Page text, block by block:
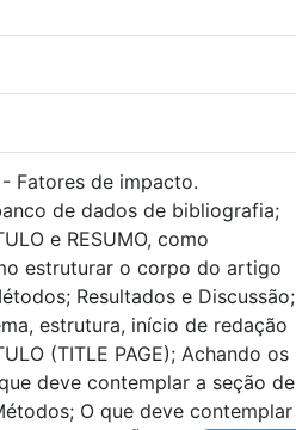
Fatores de impacto.
de dados de bibliografia;
e RESUMO, como
estruturar o corpo do artigo
Resultados e Discussão;
estrutura, início de redação
(TITLE PAGE); Achando os
deve contemplar a seção de
O que deve contemplar